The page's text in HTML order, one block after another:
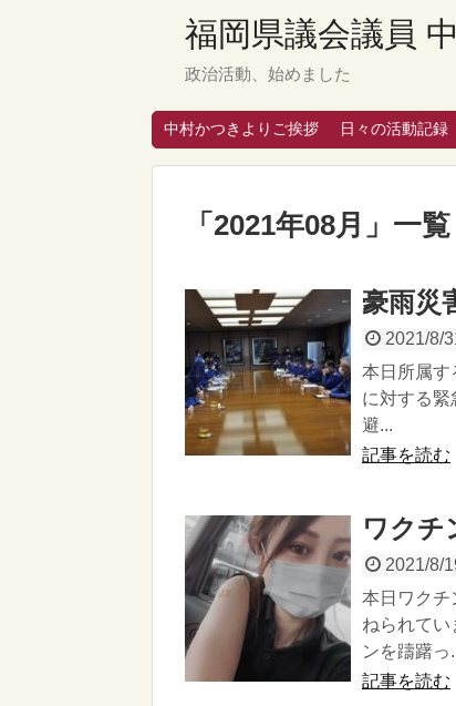
福岡県議会議員
政治活動、始めました
中村かつきよりご挨拶 日々の活動記録
「 2021年08月 」 一覧
豪雨災
2021/8/
本日所属す
に対する緊
避...
記事を読む
ワクチ
2021/8/
本日ワクチ
ねられて
ンを躊躇っ
記事を読む